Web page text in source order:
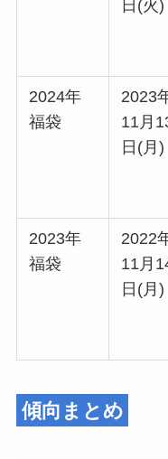
日(火)
2024年
福袋
2023
11月
日(月)
2023年
福袋
2022
11月
日(月)
傾向まとめ